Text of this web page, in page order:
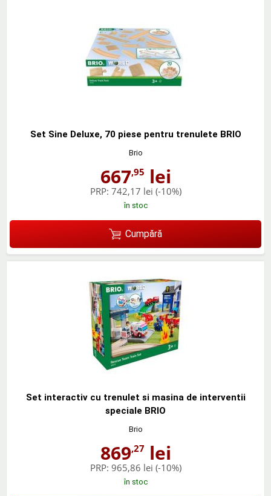
Set Sine Deluxe, 70 piese pentru trenulete BRIO
Brio
667,95 lei
PRP: 742,17 lei (-10%)
în stoc
Cumpără
Set interactiv cu trenulet si masina de interventii
speciale BRIO
Brio
869,27lei
PRP: 965,86 lei (-10%)
în stoc